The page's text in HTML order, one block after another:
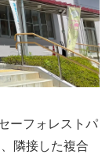
ーフォレストパ
隣接した複合